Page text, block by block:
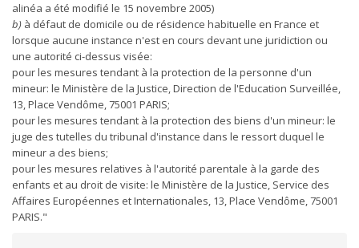
alinéa a été modifié le 15 novembre 2005)
b) à défaut de domicile ou de résidence habituelle en France et
lorsque aucune instance n'est en cours devant une juridiction ou
une autorité ci-dessus visée:
pour les mesures tendant à la protection de la personne d'un
mineur: le Ministère de la Justice, Direction de l'Education Surveillée,
13, Place Vendôme, 75001 PARIS;
pour les mesures tendant à la protection des biens d'un mineur: le
juge des tutelles du tribunal d'instance dans le ressort duquel le
mineur a des biens;
pour les mesures relatives à l'autorité parentale à la garde des
enfants et au droit de visite: le Ministère de la Justice, Service des
Affaires Européennes et Internationales, 13, Place Vendôme, 75001
PARIS."